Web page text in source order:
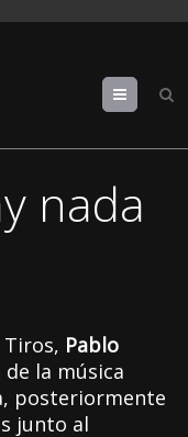
Menu
nada
Tiros, Pablo
la música
posteriormente
junto al